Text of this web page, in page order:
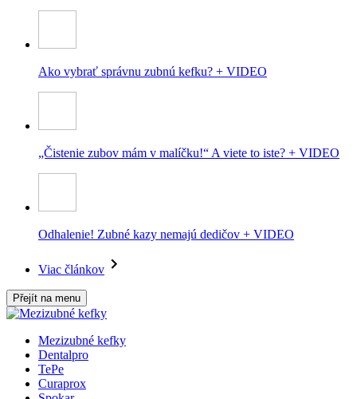
Ako vybrať správnu zubnú kefku? + VIDEO
„Čistenie zubov mám v malíčku!“ A viete to iste? + VIDEO
Odhalenie! Zubné kazy nemajú dedičov + VIDEO
Viac článkov
Přejít na menu
Mezizubné kefky
Dentalpro
TePe
Curaprox